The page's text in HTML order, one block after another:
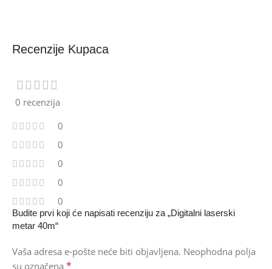
Recenzije Kupaca
0 recenzija
0
0
0
0
0
Budite prvi koji će napisati recenziju za „Digitalni laserski
metar 40m“
Vaša adresa e-pošte neće biti objavljena. Neophodna polja
su označena *